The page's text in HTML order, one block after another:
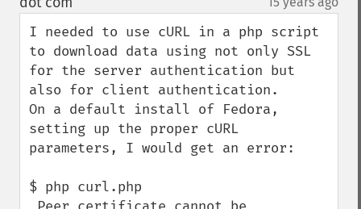
I needed to use cURL in a php script
to download data using not only SSL
for the server authentication but
also for client authentication.
On a default install of Fedora,
setting up the proper cURL
parameters, I would get an error:
$ php curl.php